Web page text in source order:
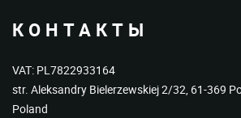
КОНТАКТЫ
VAT: PL7822933164
str. Aleksandry Bielerzewskiej 2/32, 61-369
Poland